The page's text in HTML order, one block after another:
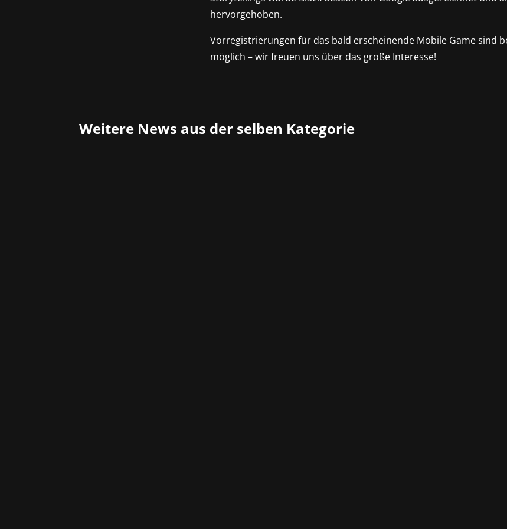
hervorgehoben.
Vorregistrierungen für das bald erscheinende Mobile Game sind
möglich – wir freuen uns über das große Interesse!
Weitere News aus der selben Kategorie